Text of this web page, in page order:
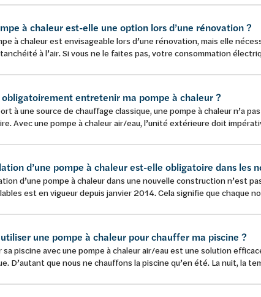
à chaleur est-elle une option lors d’une rénovation ?
à chaleur est envisageable lors d’une rénovation, mais elle
à l’air. Si vous ne le faites pas, votre consommation
obligatoirement entretenir ma pompe à chaleur ?
à une source de chauffage classique, une pompe à chaleur n’a
Avec une pompe à chaleur air/eau, l’unité extérieure doit
d’une pompe à chaleur est-elle obligatoire dans les
d’une pompe à chaleur dans une nouvelle construction n’est
est en vigueur depuis janvier 2014. Cela signifie que chaque
une pompe à chaleur pour chauffer ma piscine ?
sa piscine avec une pompe à chaleur air/eau est une solution
D’autant que nous ne chauffons la piscine qu’en été. La nuit, la